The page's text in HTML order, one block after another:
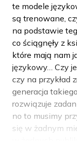
te modele
są trenowane,
na podstawie
co ściągnęły z
które mają nam
językowy… Czy
czy na przykład
generacja
rozwiązuje
no to musimy
się w żadnym